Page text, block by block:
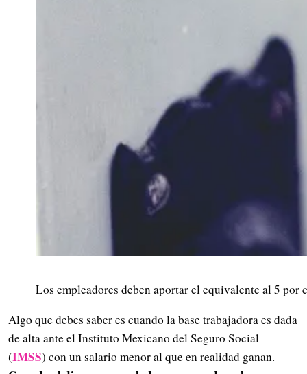
Los empleadores deben aportar el equivalente al 5
Algo que debes saber es cuando la base trabajadora es dada
de alta ante el Instituto Mexicano del Seguro Social
(IMSS) con un salario menor al que en realidad ganan.